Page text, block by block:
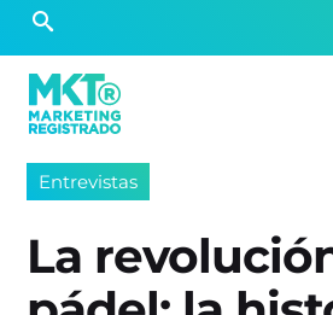
Entrevistas
La